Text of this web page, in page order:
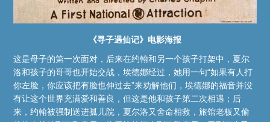
《寻子遇仙记》电影海报
这是母子的第一次面对，后来在约翰和另一个孩子打架中，夏尔
洛和孩子的哥哥也开始交战，埃德娜经过，她用一句“如果有人打
你左脸，你应该把有脸也伸过去”来劝解他们，埃德娜的福音并没
有让这个世界充满爱和善良，但这是他和孩子第二次相遇；后
来，约翰被强制送进孤儿院，夏尔洛又舍命相救，旅馆老板又偷